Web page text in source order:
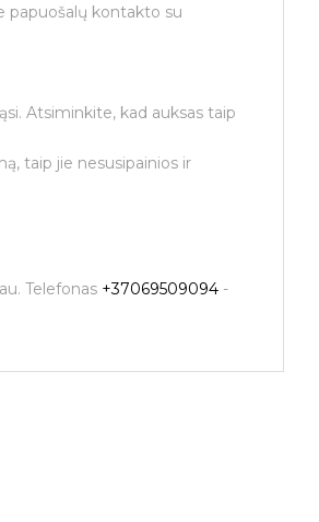
papuošalų kontakto su
Atsiminkite, kad auksas taip
taip jie nesusipainios ir
Telefonas +37069509094 -